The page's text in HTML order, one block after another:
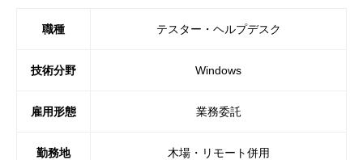
職種 テスター・ヘルプデスク
技術分野 Windows
雇用形態 業務委託
勤務地 木場・リモート併用